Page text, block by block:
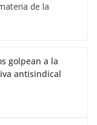
de la
golpean a la
antisindical